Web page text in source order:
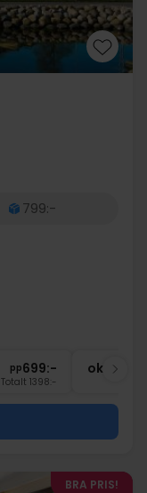
799:-
pp699:-
Totalt 1398:-
okt
BRA PRIS!